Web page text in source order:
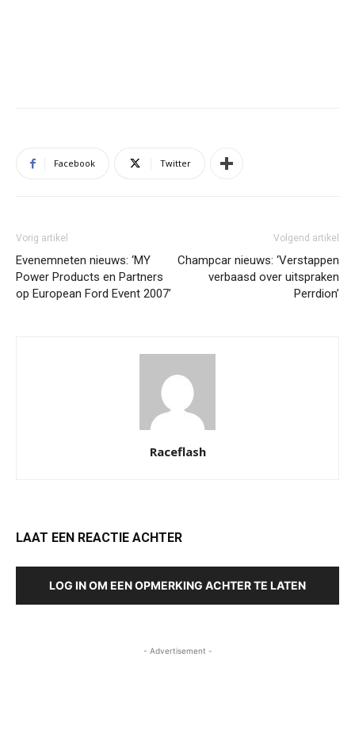
Facebook Twitter
Vorig artikel
Evenemneten nieuws: ‘MY
Power Products en Partners
op European Ford Event 2007’
Volgend artikel
Champcar nieuws: ‘Verstappen
verbaasd over uitspraken
Perrdion’
Raceflash
LAAT EEN REACTIE ACHTER
LOG IN OM EEN OPMERKING ACHTER TE LATEN
- Advertisement -